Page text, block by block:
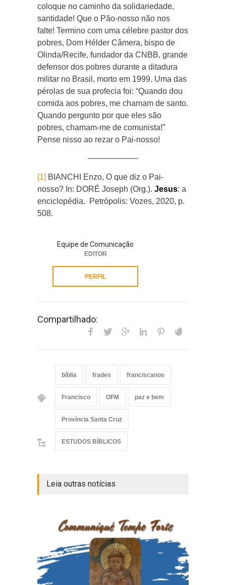
coloque no caminho da solidariedade,
santidade! Que o Pão-nosso não nos
falte! Termino com uma célebre pastor dos
pobres, Dom Hélder Câmera, bispo de
Olinda/Recife, fundador da CNBB, grande
defensor dos pobres durante a ditadura
militar no Brasil, morto em 1999. Uma das
pérolas de sua profecia foi: “Quando dou
comida aos pobres, me chamam de santo.
Quando pergunto por que eles são
pobres, chamam-me de comunista!”
Pense nisso ao rezar o Pai-nosso!
[1] BIANCHI Enzo, O que diz o Pai-
nosso? In: DORÉ Joseph (Org.). Jesus: a
enciclopédia. Petrópolis: Vozes, 2020, p.
508.
Equipe de Comunicação
EDITOR
PERFIL
Compartilhado:
bíblia frades franciscanos
Francisco OFM paz e bem
Província Santa Cruz
ESTUDOS BÍBLICOS
Leia outras notícias